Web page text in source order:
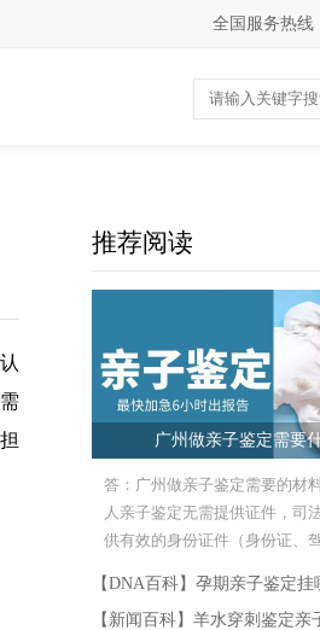
全国服务热线
推荐阅读
广州做亲子鉴定需要
答：广州做亲子鉴定需要的材
人亲子鉴定无需提供证件，司
供有效的身份证件（身份证、驾
【DNA百科】孕期亲子鉴定挂
【新闻百科】羊水穿刺鉴定亲